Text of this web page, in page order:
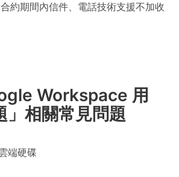
約期間內信件、電話技術支援不加收
Workspace 用
」相關常見問題
端硬碟